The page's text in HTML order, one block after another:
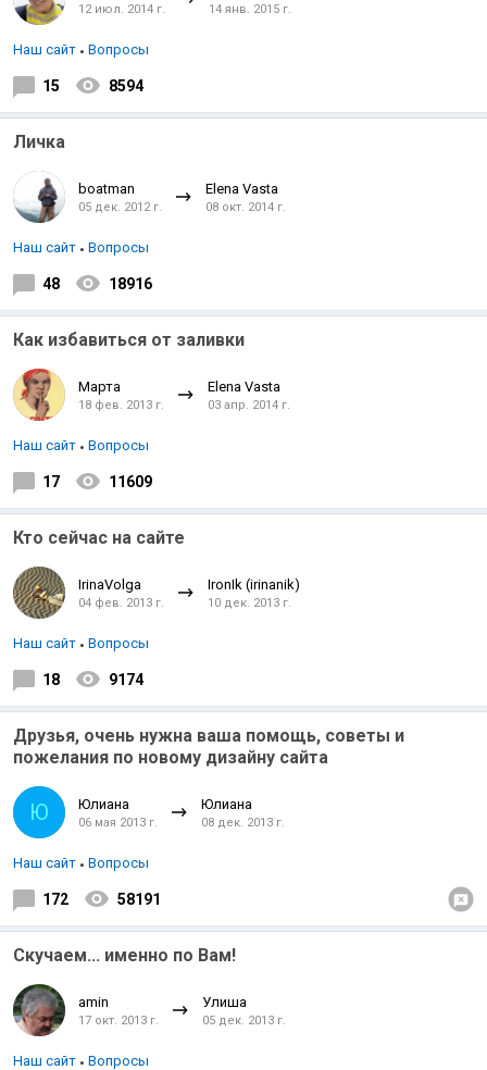
12 июл. 2014 г. 14 янв. 2015 г.
Наш сайт Вопросы
15 8594
Личка
boatman
05 дек. 2012 г.
Elena Vasta
08 окт. 2014 г.
Наш сайт Вопросы
48 18916
Как избавиться от заливки
Марта
18 фев. 2013 г.
Elena Vasta
03 апр. 2014 г.
Наш сайт Вопросы
17 11609
Кто сейчас на сайте
IrinaVolga
04 фев. 2013 г.
IronIk (irinanik)
10 дек. 2013 г.
Наш сайт Вопросы
18 9174
Друзья, очень нужна ваша помощь, советы и
пожелания по новому дизайну сайта
Ю Юлиана
06 мая 2013 г.
Юлиана
08 дек. 2013 г.
Наш сайт Вопросы
172 58191
Скучаем... именно по Вам!
amin
17 окт. 2013 г.
Улиша
05 дек. 2013 г.
Наш сайт Вопросы